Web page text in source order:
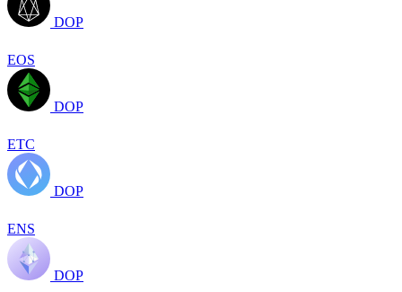
DOP
EOS
DOP
ETC
DOP
ENS
DOP